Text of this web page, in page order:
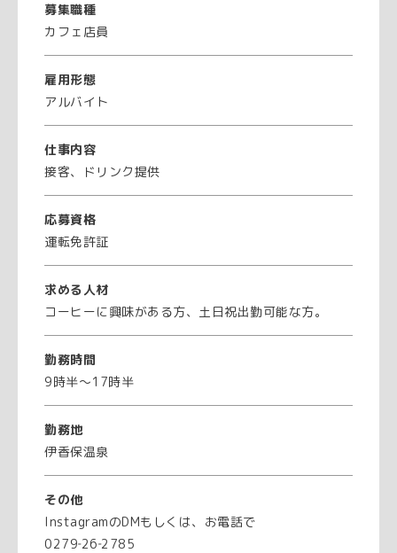
募集職種
カフェ店員
雇用形態
アルバイト
仕事内容
接客、ドリンク提供
応募資格
運転免許証
求める人材
コーヒーに興味がある方、土日祝出勤可能な方。
勤務時間
9時半～17時半
勤務地
伊香保温泉
その他
InstagramのDMもしくは、お電話で
0279‐26‐2785